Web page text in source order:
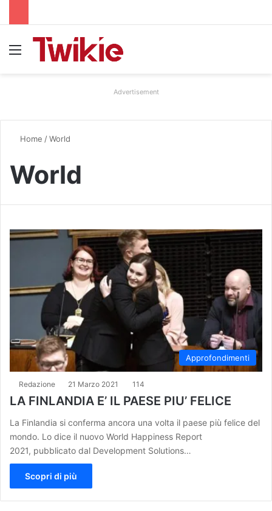
Advertisement
Home /World
World
Approfondimenti
Redazione 21 Marzo 2021 114
LA FINLANDIA E’ IL PAESE PIU’ FELICE
La Finlandia si conferma ancora una volta il paese più felice del
mondo. Lo dice il nuovo World Happiness Report
2021, pubblicato dal Development Solutions…
Scopri di più